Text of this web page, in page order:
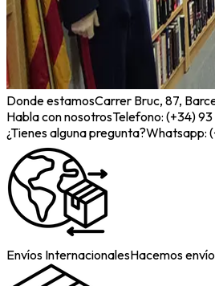
Donde estamosCarrer Bruc, 87,
Habla con nosotrosTelefono: (+34)
¿Tienes alguna pregunta?Whatsapp:
Envíos InternacionalesHacemos